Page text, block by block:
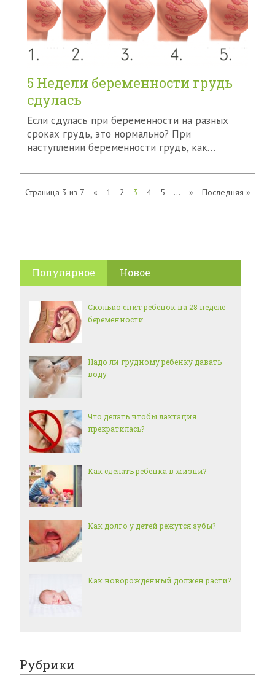
5 Недели беременности грудь
сдулась
Если сдулась при беременности на разных
сроках грудь, это нормально? При
наступлении беременности грудь, как…
Страница 3 из 7 « 1 2 3 4 5 ... » Последняя »
Популярное Новое
Сколько спит ребенок на 28 неделе
беременности
Надо ли грудному ребенку давать
воду
Что делать чтобы лактация
прекратилась?
Как сделать ребенка в жизни?
Как долго у детей режутся зубы?
Как новорожденный должен расти?
Рубрики